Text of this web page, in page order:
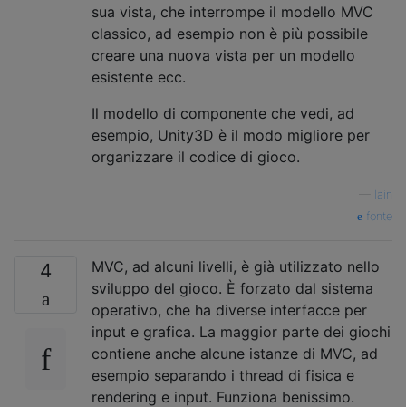
sua vista, che interrompe il modello MVC
classico, ad esempio non è più possibile
creare una nuova vista per un modello
esistente ecc.
Il modello di componente che vedi, ad
esempio, Unity3D è il modo migliore per
organizzare il codice di gioco.
Iain
fonte
4
MVC, ad alcuni livelli, è già utilizzato nello
sviluppo del gioco. È forzato dal sistema
operativo, che ha diverse interfacce per
input e grafica. La maggior parte dei giochi
contiene anche alcune istanze di MVC, ad
esempio separando i thread di fisica e
rendering e input. Funziona benissimo.